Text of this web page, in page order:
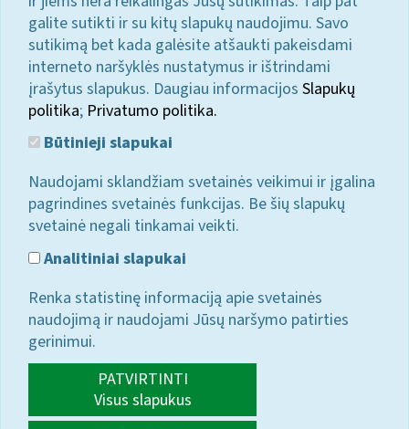
galite sutikti ir su kitų slapukų naudojimu. Savo
sutikimą bet kada galėsite atšaukti pakeisdami
interneto naršyklės nustatymus ir ištrindami
įrašytus slapukus. Daugiau informacijos Slapukų
politika; Privatumo politika.
Būtinieji slapukai
Naudojami sklandžiam svetainės veikimui ir įgalina
pagrindines svetainės funkcijas. Be šių slapukų
svetainė negali tinkamai veikti.
Analitiniai slapukai
Renka statistinę informaciją apie svetainės
naudojimą ir naudojami Jūsų naršymo patirties
gerinimui.
PATVIRTINTI
Visus slapukus